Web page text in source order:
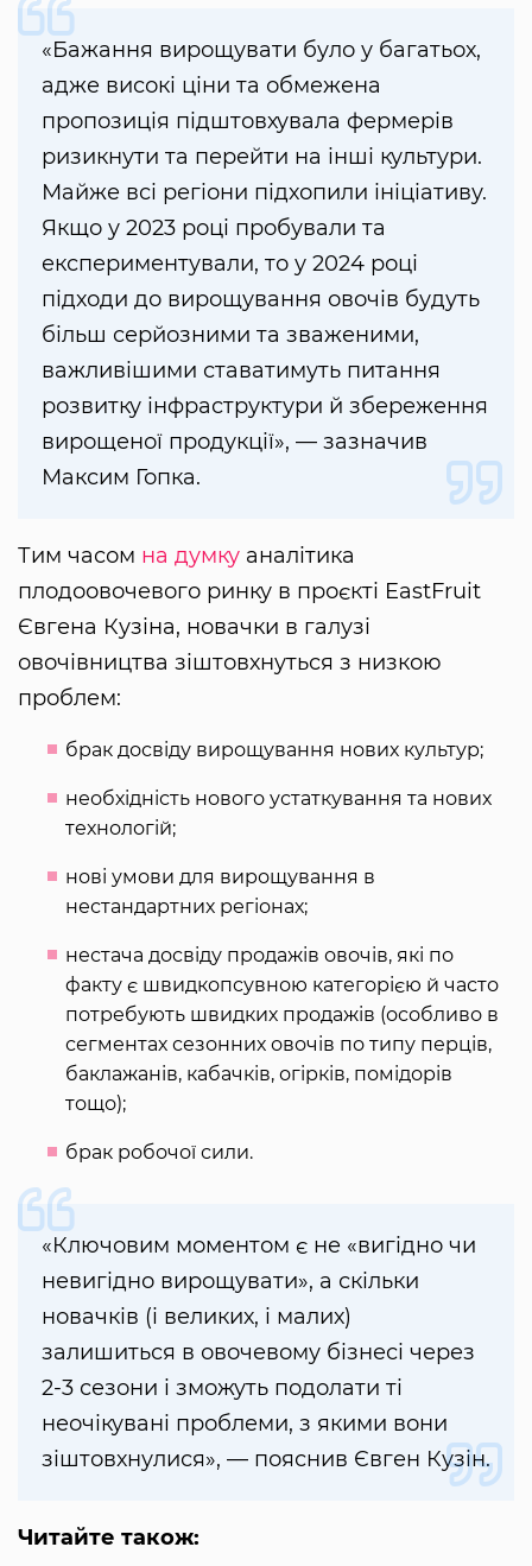
«Бажання вирощувати було у багатьох,
адже високі ціни та обмежена
пропозиція підштовхувала фермерів
ризикнути та перейти на інші культури.
Майже всі регіони підхопили ініціативу.
Якщо у 2023 році пробували та
експериментували, то у 2024 році
підходи до вирощування овочів будуть
більш серйозними та зваженими,
важливішими ставатимуть питання
розвитку інфраструктури й збереження
вирощеної продукції», — зазначив
Максим Гопка.
Тим часом на думку аналітика
плодоовочевого ринку в проєкті EastFruit
Євгена Кузіна, новачки в галузі
овочівництва зіштовхнуться з низкою
проблем:
брак досвіду вирощування нових культур;
необхідність нового устаткування та нових
технологій;
нові умови для вирощування в
нестандартних регіонах;
нестача досвіду продажів овочів, які по
факту є швидкопсувною категорією й часто
потребують швидких продажів (особливо в
сегментах сезонних овочів по типу перців,
баклажанів, кабачків, огірків, помідорів
тощо);
брак робочої сили.
«Ключовим моментом є не «вигідно чи
невигідно вирощувати», а скільки
новачків (і великих, і малих)
залишиться в овочевому бізнесі через
2-3 сезони і зможуть подолати ті
неочікувані проблеми, з якими вони
зіштовхнулися», — пояснив Євген Кузін.
Читайте також: